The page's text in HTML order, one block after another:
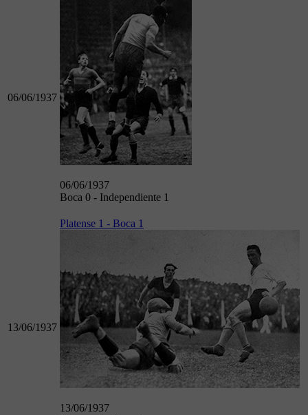
06/06/1937
06/06/1937
Boca 0 - Independiente 1
13/06/1937
Platense 1 - Boca 1
13/06/1937